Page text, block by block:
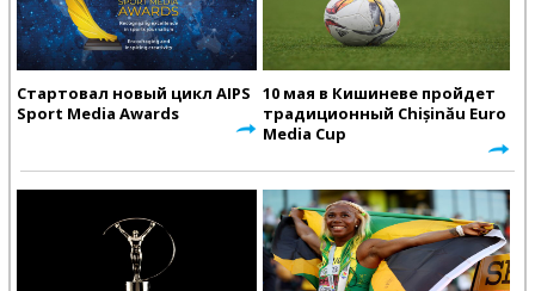
Стартовал новый цикл AIPS
Sport Media Awards
10 мая в Кишиневе пройдет
традиционный Chișinău Euro
Media Cup